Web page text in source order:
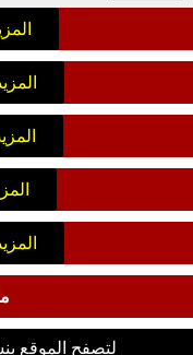
لتصفح الموقع